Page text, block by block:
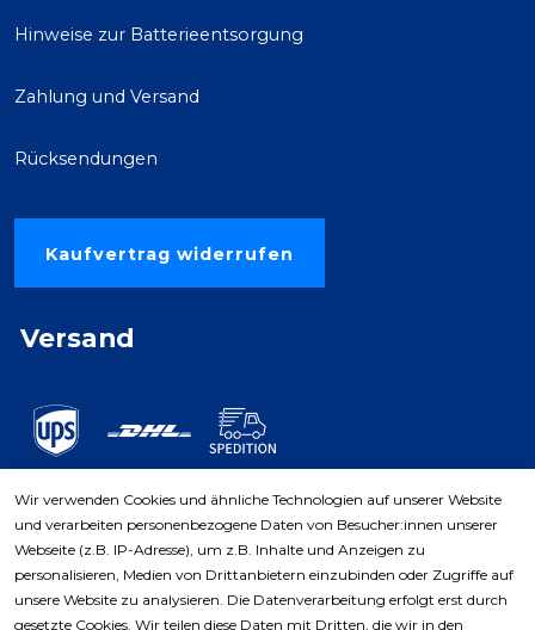
Hinweise zur Batterieentsorgung
Zahlung und Versand
Rücksendungen
Kaufvertrag widerrufen
Versand
Zahlungsarten
Wir verwenden Cookies und ähnliche Technologien auf unserer Website
und verarbeiten personenbezogene Daten von Besucher:innen unserer
Webseite (z.B. IP-Adresse), um z.B. Inhalte und Anzeigen zu
personalisieren, Medien von Drittanbietern einzubinden oder Zugriffe auf
unsere Website zu analysieren. Die Datenverarbeitung erfolgt erst durch
gesetzte Cookies. Wir teilen diese Daten mit Dritten, die wir in den